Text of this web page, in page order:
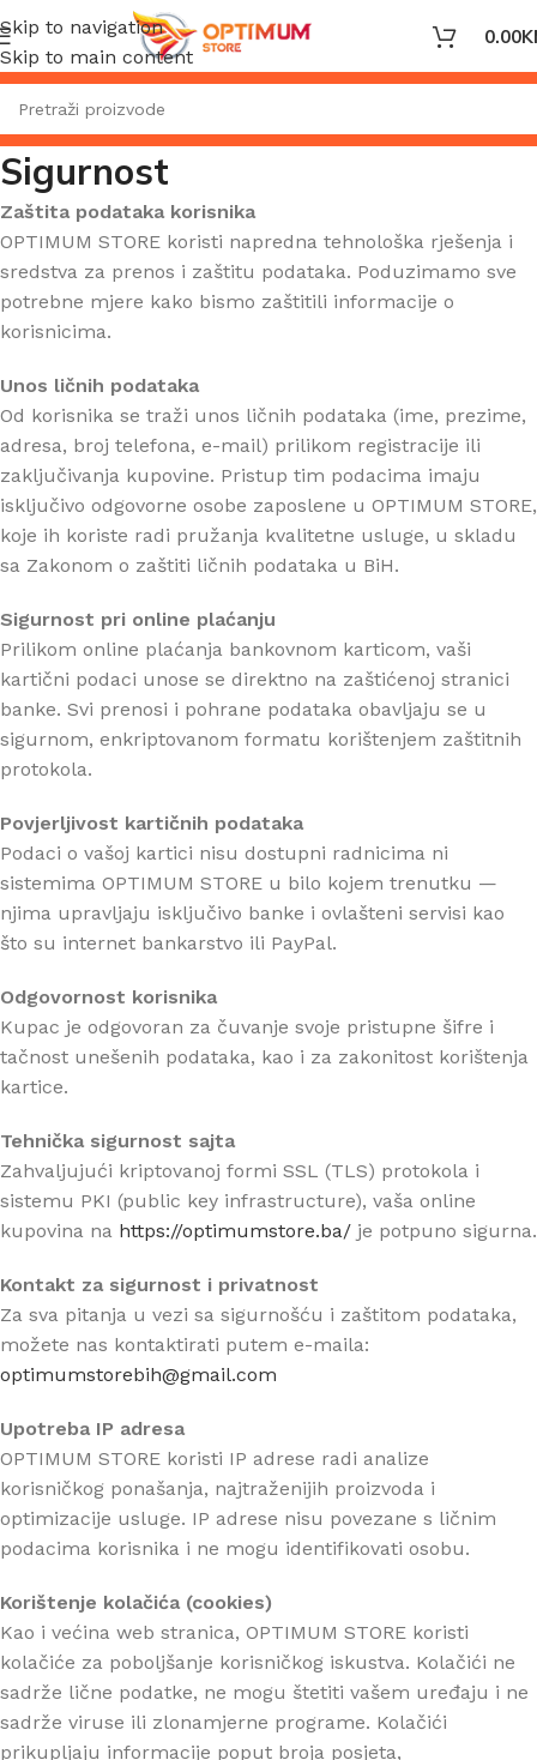
Skip to navigation
Skip to main content
0.00
Sigurnost
Zaštita podataka korisnika
OPTIMUM STORE koristi napredna tehnološka rješenja i
sredstva za prenos i zaštitu podataka. Poduzimamo sve
potrebne mjere kako bismo zaštitili informacije o
korisnicima.
Unos ličnih podataka
Od korisnika se traži unos ličnih podataka (ime, prezime,
adresa, broj telefona, e-mail) prilikom registracije ili
zaključivanja kupovine. Pristup tim podacima imaju
isključivo odgovorne osobe zaposlene u OPTIMUM STORE,
koje ih koriste radi pružanja kvalitetne usluge, u skladu
sa Zakonom o zaštiti ličnih podataka u BiH.
Sigurnost pri online plaćanju
Prilikom online plaćanja bankovnom karticom, vaši
kartični podaci unose se direktno na zaštićenoj stranici
banke. Svi prenosi i pohrane podataka obavljaju se u
sigurnom, enkriptovanom formatu korištenjem zaštitnih
protokola.
Povjerljivost kartičnih podataka
Podaci o vašoj kartici nisu dostupni radnicima ni
sistemima OPTIMUM STORE u bilo kojem trenutku —
njima upravljaju isključivo banke i ovlašteni servisi kao
što su internet bankarstvo ili PayPal.
Odgovornost korisnika
Kupac je odgovoran za čuvanje svoje pristupne šifre i
tačnost unešenih podataka, kao i za zakonitost korištenja
kartice.
Tehnička sigurnost sajta
Zahvaljujući kriptovanoj formi SSL (TLS) protokola i
sistemu PKI (public key infrastructure), vaša online
kupovina na https://optimumstore.ba/ je potpuno sigurna.
Kontakt za sigurnost i privatnost
Za sva pitanja u vezi sa sigurnošću i zaštitom podataka,
možete nas kontaktirati putem e-maila:
optimumstorebih@gmail.com
Upotreba IP adresa
OPTIMUM STORE koristi IP adrese radi analize
korisničkog ponašanja, najtraženijih proizvoda i
optimizacije usluge. IP adrese nisu povezane s ličnim
podacima korisnika i ne mogu identifikovati osobu.
Korištenje kolačića (cookies)
Kao i većina web stranica, OPTIMUM STORE koristi
kolačiće za poboljšanje korisničkog iskustva. Kolačići ne
sadrže lične podatke, ne mogu štetiti vašem uređaju i ne
sadrže viruse ili zlonamjerne programe. Kolačići
prikupljaju informacije poput broja posjeta,